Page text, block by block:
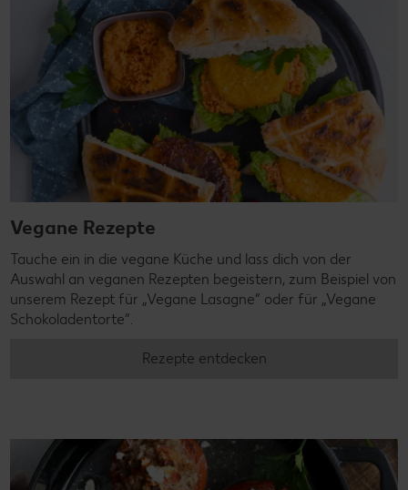
Vegane Rezepte
Tauche ein in die vegane Küche und lass dich von der
Auswahl an veganen Rezepten begeistern, zum Beispiel von
unserem Rezept für „Vegane Lasagne“ oder für „Vegane
Schokoladentorte“.
Rezepte entdecken